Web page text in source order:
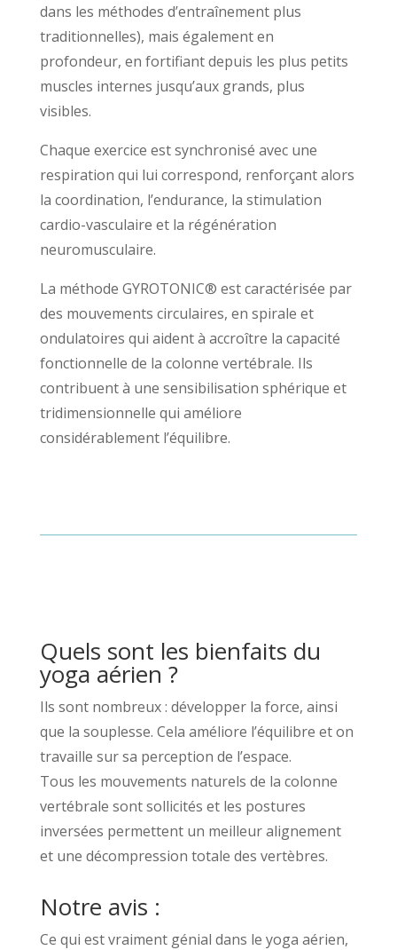
dans les méthodes d’entraînement plus
traditionnelles), mais également en
profondeur, en fortifiant depuis les plus petits
muscles internes jusqu’aux grands, plus
visibles.
Chaque exercice est synchronisé avec une
respiration qui lui correspond, renforçant alors
la coordination, l’endurance, la stimulation
cardio-vasculaire et la régénération
neuromusculaire.
La méthode GYROTONIC® est caractérisée par
des mouvements circulaires, en spirale et
ondulatoires qui aident à accroître la capacité
fonctionnelle de la colonne vertébrale. Ils
contribuent à une sensibilisation sphérique et
tridimensionnelle qui améliore
considérablement l’équilibre.
Quels sont les bienfaits du
yoga aérien ?
Ils sont nombreux : développer la force, ainsi
que la souplesse. Cela améliore l’équilibre et on
travaille sur sa perception de l’espace.
Tous les mouvements naturels de la colonne
vertébrale sont sollicités et les postures
inversées permettent un meilleur alignement
et une décompression totale des vertèbres.
Notre avis :
Ce qui est vraiment génial dans le yoga aérien,